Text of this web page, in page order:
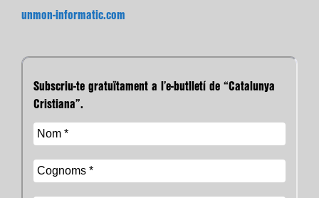
unmon-informatic.com
Subscriu-te gratuïtament a l’e-butlletí de “Catalunya
Cristiana”.